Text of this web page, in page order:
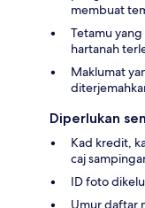
membuat
Tetamu
hartanah
Maklumat
Diperlukan
Kad kredit,
caj
ID foto
Umur daftar